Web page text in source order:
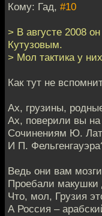
Кому: Гад, #10
> В августе 2008
Кутузовым.
> Мол тактика у
Как тут не
Ах, грузины,
Ах, поверили вы на
Сочинениям Ю.
И П.
Ведь они вам
Проебали макушки
Что, мол, Грузия
А Россия –